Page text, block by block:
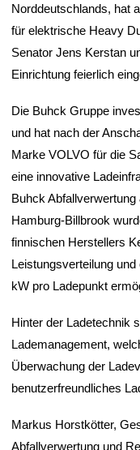
Norddeutschlands, hat
für elektrische Heavy
Senator Jens Kerstan
Einrichtung feierlich
Die Buhck Gruppe
und hat nach der
Marke VOLVO für die
eine innovative
Buhck
Hamburg-Billbrook
finnischen Herstellers
Leistungsverteilung
kW pro Ladepunkt
Hinter der Ladetechnik
Lademanagement,
Überwachung der
benutzerfreundliches
Markus Horstkötter,
Abfallverwertung und